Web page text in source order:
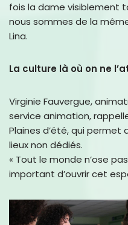
fois la dame visiblement
nous sommes de la
Lina.
La culture là où on ne
Virginie Fauvergue,
service animation,
Plaines d’été, qui permet
lieux non dédiés.
« Tout le monde n’ose
important d’ouvrir cet